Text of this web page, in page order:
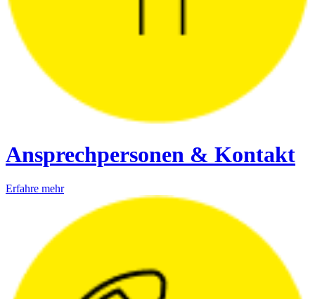
Ansprechpersonen & Kontakt
Erfahre mehr